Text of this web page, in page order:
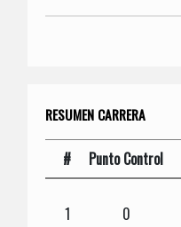
RESUMEN CARRERA
# Punto Control
1 0